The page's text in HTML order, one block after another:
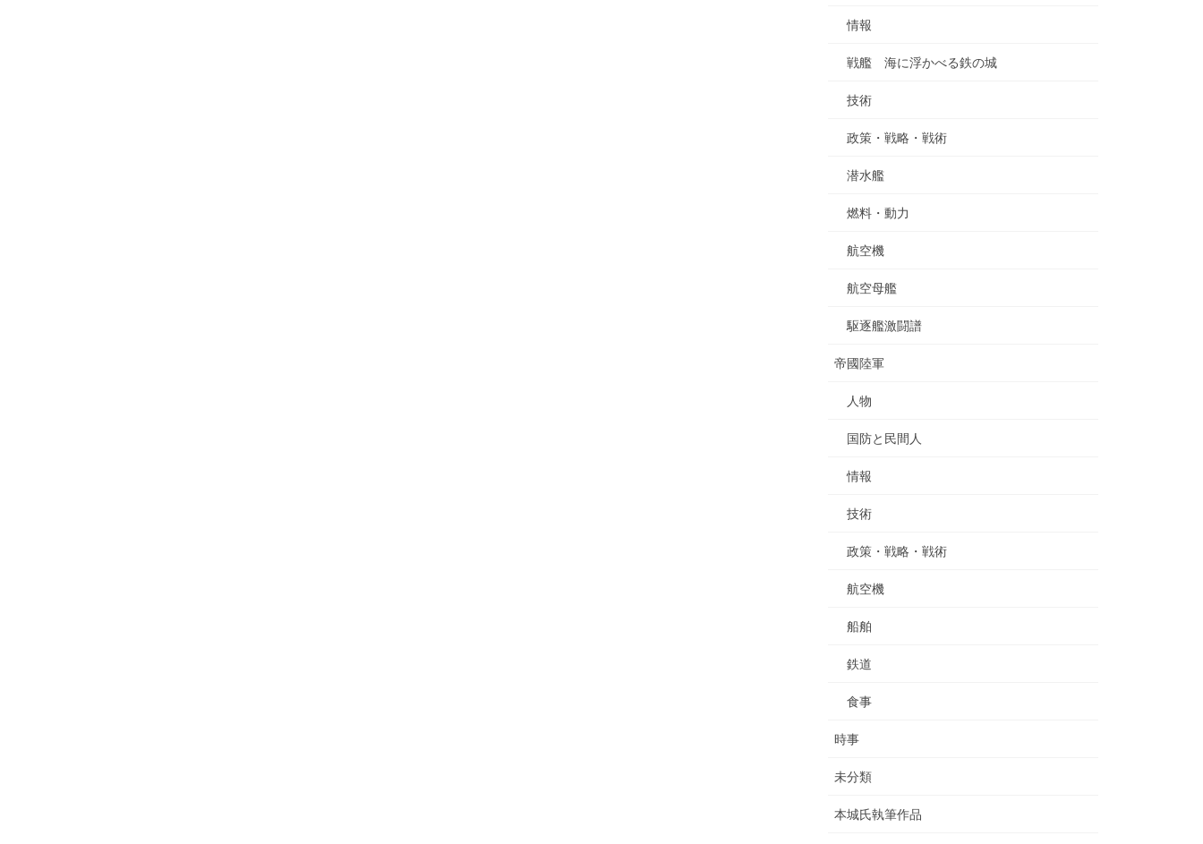
情報
戦艦 海に浮かべる鉄の城
技術
政策・戦略・戦術
潜水艦
燃料・動力
航空機
航空母艦
駆逐艦激闘譜
帝國陸軍
人物
国防と民間人
情報
技術
政策・戦略・戦術
航空機
船舶
鉄道
食事
時事
未分類
本城氏執筆作品